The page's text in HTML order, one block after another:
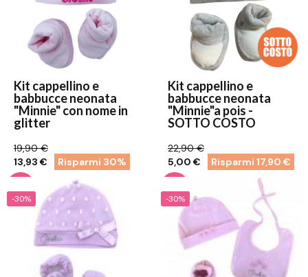
Kit cappellino e
babbucce neonata
"Minnie" con nome in
glitter
19,90 €
13,93 €
Risparmi 30%
Kit cappellino e
babbucce neonata
"Minnie"a pois -
SOTTO COSTO
22,90 €
5,00 €
Risparmi 17,90 €
-30% -30%